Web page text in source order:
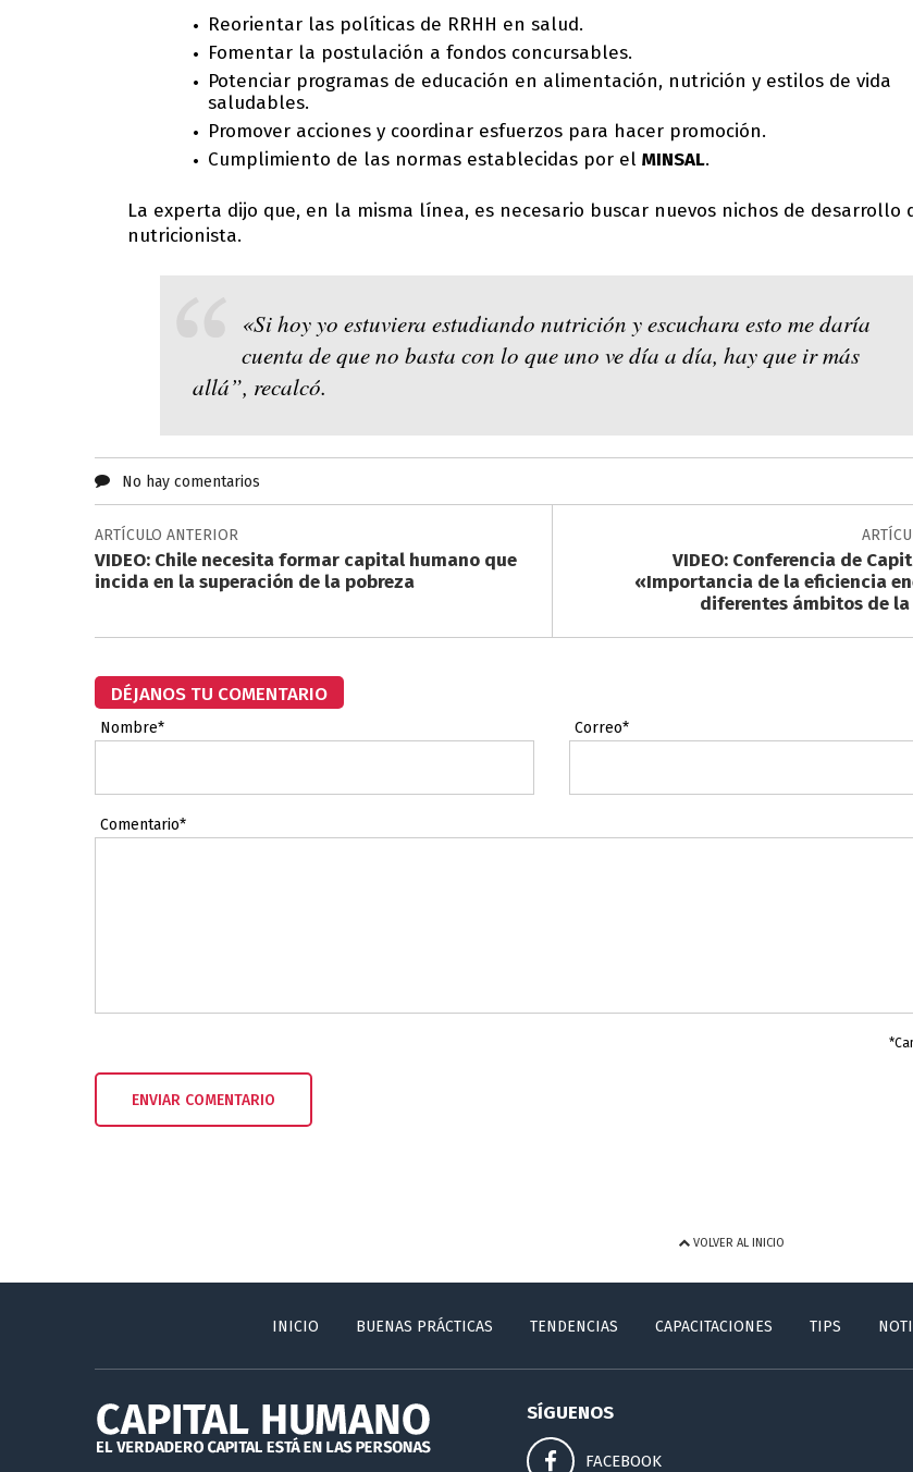
Reorientar las políticas de RRHH en salud.
Fomentar la postulación a fondos concursables.
Potenciar programas de educación en alimentación, nutrición y estilos de vida
saludables.
Promover acciones y coordinar esfuerzos para hacer promoción.
Cumplimiento de las normas establecidas por el MINSAL.
La experta dijo que, en la misma línea, es necesario buscar nuevos nichos de desarrollo
nutricionista.
«Si hoy yo estuviera estudiando nutrición y escuchara esto me daría
cuenta de que no basta con lo que uno ve día a día, hay que ir más
allá”, recalcó.
No hay comentarios
ARTÍCULO ANTERIOR
VIDEO: Chile necesita formar capital humano que
incida en la superación de la pobreza
VIDEO: Conferencia de
«Importancia de la eficiencia
diferentes ámbitos de
DÉJANOS TU COMENTARIO
Nombre* Correo*
Comentario*
VOLVER AL INICIO
INICIO BUENAS PRÁCTICAS TENDENCIAS CAPACITACIONES TIPS
SÍGUENOS
FACEBOOK